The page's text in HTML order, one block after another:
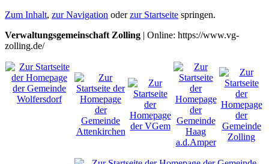
Zum Inhalt, zur Navigation oderzur Startseite springen.
Verwaltungsgemeinschaft Zolling | Online: https://www.vg-
zolling.de/